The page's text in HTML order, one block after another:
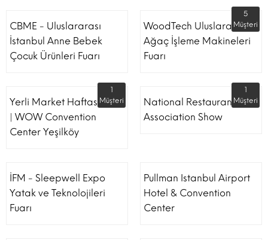
CBME - Uluslararası
İstanbul Anne Bebek
Çocuk Ürünleri Fuarı
WoodTech Uluslararası
Ağaç İşleme Makineleri
Fuarı
5
Müşteri
Yerli Market Haftası Fuarı
| WOW Convention
Center Yeşilköy
1
Müşteri
National Restaurant
Association Show
1
Müşteri
İFM - Sleepwell Expo
Yatak ve Teknolojileri
Fuarı
Pullman Istanbul Airport
Hotel & Convention
Center